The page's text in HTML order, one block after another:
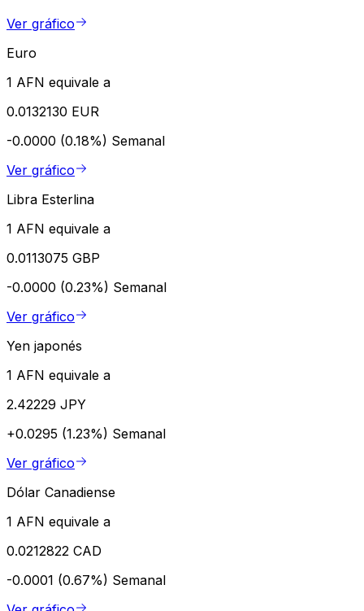
Ver gráfico
Euro
1 AFN equivale a
0.0132130 EUR
-0.0000 (0.18%) Semanal
Ver gráfico
Libra Esterlina
1 AFN equivale a
0.0113075 GBP
-0.0000 (0.23%) Semanal
Ver gráfico
Yen japonés
1 AFN equivale a
2.42229 JPY
+0.0295 (1.23%) Semanal
Ver gráfico
Dólar Canadiense
1 AFN equivale a
0.0212822 CAD
-0.0001 (0.67%) Semanal